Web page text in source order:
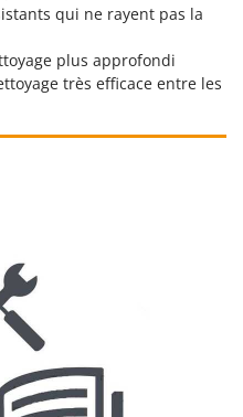
qui ne rayent pas la
plus approfondi
très efficace entre les